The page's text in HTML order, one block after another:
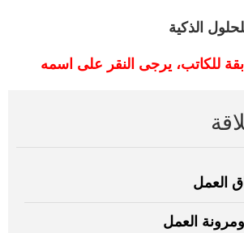
الذكية
للكاتب، يرجى النقر على اسمه
العمل
العمل